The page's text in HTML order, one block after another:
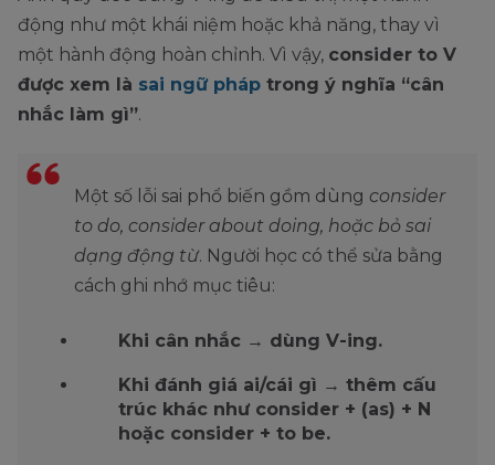
động như một khái niệm hoặc khả năng, thay vì
một hành động hoàn chỉnh. Vì vậy, consider to V
được xem là sai ngữ pháp trong ý nghĩa “cân
nhắc làm gì”.
Một số lỗi sai phổ biến gồm dùng consider
to do, consider about doing, hoặc bỏ sai
dạng động từ. Người học có thể sửa bằng
cách ghi nhớ mục tiêu:
Khi cân nhắc → dùng V-ing.
Khi đánh giá ai/cái gì → thêm cấu
trúc khác như consider + (as) + N
hoặc consider + to be.